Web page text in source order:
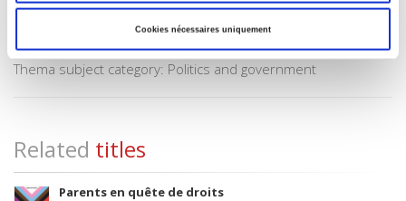
Cookies nécessaires uniquement
Subject Scheme Identifier Code
Thema subject category: Politics and government
Related titles
Parents en quête de droits